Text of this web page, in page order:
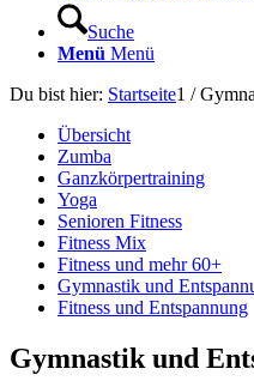
Suche
Menü Menü
Du bist hier: Startseite1 /
Übersicht
Zumba
Ganzkörpertraining
Yoga
Senioren Fitness
Fitness Mix
Fitness und mehr 60+
Gymnastik und
Fitness und Entspannung
Gymnastik und